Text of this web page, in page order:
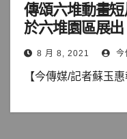
傳頌六堆動畫
於六堆園區展出
8 月 8, 2021 今
【今傳媒/記者蘇玉